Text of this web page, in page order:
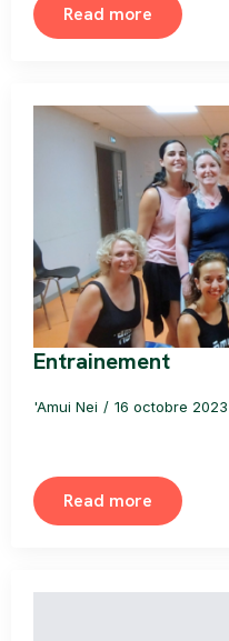
Read more
Entrainement
'Amui Nei 16 octobre 2023
Read more